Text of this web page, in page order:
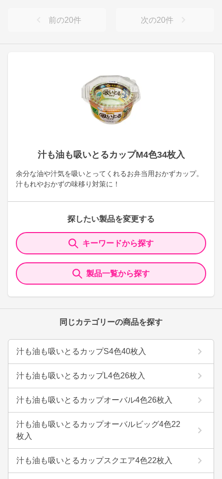
汁も油も吸いとるカップM4色34枚入
余分な油や汁気を吸いとってくれるお弁当用おかずカップ。
汁もれやおかずの味移り対策に！
探したい製品を変更する
キーワードから探す
製品一覧から探す
同じカテゴリーの商品を探す
汁も油も吸いとるカップS4色40枚入
汁も油も吸いとるカップL4色26枚入
汁も油も吸いとるカップオーバル4色26枚入
汁も油も吸いとるカップオーバルビッグ4色22
枚入
汁も油も吸いとるカップスクエア4色22枚入
前の20件 次の20件